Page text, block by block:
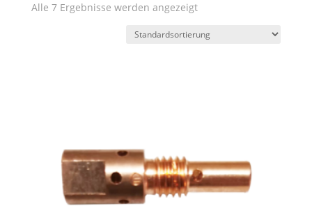
Alle 7 Ergebnisse werden angezeigt